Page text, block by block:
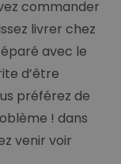
commander
livrer chez
avec le
d’être
préférez de
! dans
venir voir